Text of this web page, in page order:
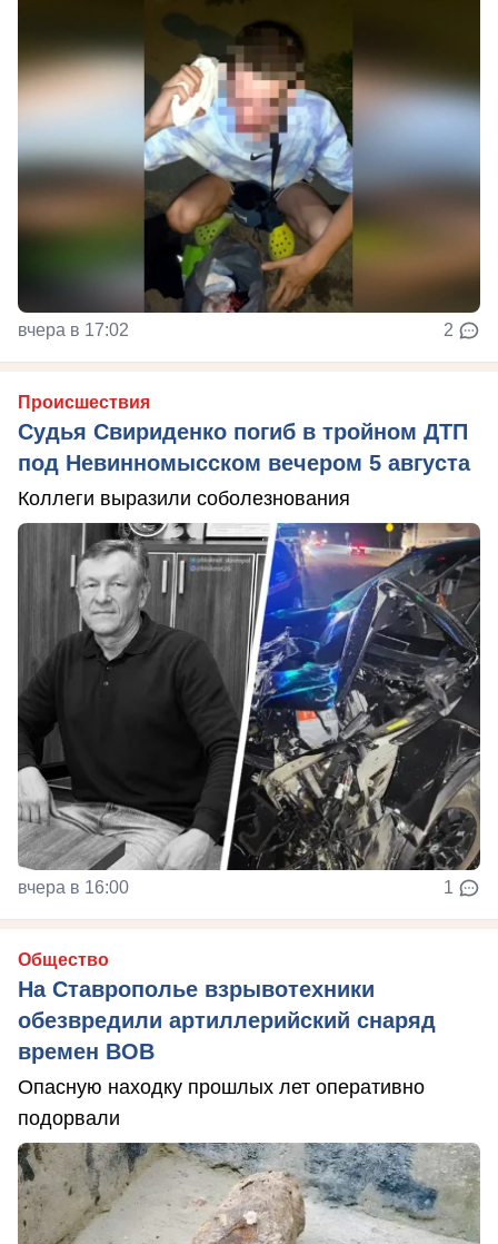
вчера в 17:02 2
Происшествия
Судья Свириденко погиб в тройном ДТП
под Невинномысском вечером 5 августа
Коллеги выразили соболезнования
вчера в 16:00 1
Общество
На Ставрополье взрывотехники
обезвредили артиллерийский снаряд
времен ВОВ
Опасную находку прошлых лет оперативно
подорвали